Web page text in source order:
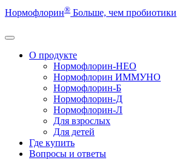
Нормофлорин® Больше, чем пробиотики
О продукте
Нормофлорин-НЕО
Нормофлорин ИММУНО
Нормофлорин-Б
Нормофлорин-Д
Нормофлорин-Л
Для взрослых
Для детей
Где купить
Вопросы и ответы